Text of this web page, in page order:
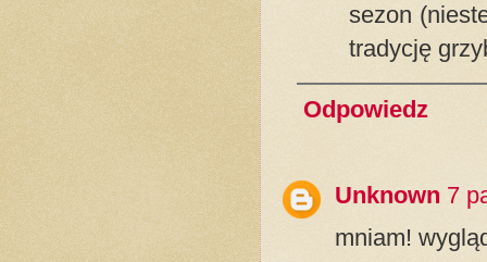
sezon
tradycję
Odpowiedz
Unknown 7
mniam!